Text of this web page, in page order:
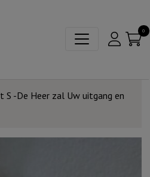
0
S -De Heer zal Uw uitgang en